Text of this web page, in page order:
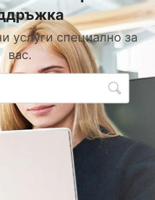
услуги специално за
вас.